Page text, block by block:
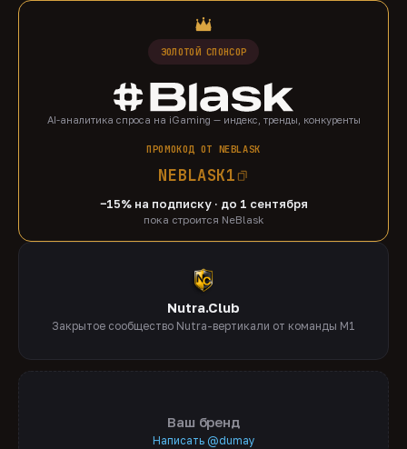
ЗОЛОТОЙ СПОНСОР
AI-аналитика спроса на iGaming — индекс, тренды, конкуренты
ПРОМОКОД ОТ NEBLASK
NEBLASK1
−15% на подписку · до 1 сентября
пока строится NeBlask
Nutra.Club
Закрытое сообщество Nutra-вертикали от команды M1
Ваш бренд
Написать @dumay